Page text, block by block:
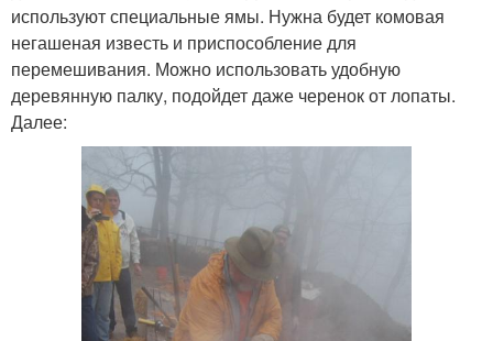
используют специальные ямы. Нужна будет комовая
негашеная известь и приспособление для
перемешивания. Можно использовать удобную
деревянную палку, подойдет даже черенок от лопаты.
Далее: